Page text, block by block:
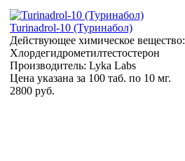
Turinadrol-10 (Туринабол)
Действующее химическое вещество:
Хлордегидрометилтестостерон
Производитель: Lyka Labs
Цена указана за 100 таб. по 10 мг.
2800 руб.